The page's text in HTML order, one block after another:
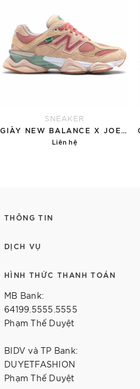
SNEAKER
Liên hệ
THÔNG TIN
DỊCH VỤ
HÌNH THỨC THANH TOÁN
MB Bank:
64199.5555.5555
Phạm Thế Duyệt
BIDV và TP Bank:
DUYETFASHION
Phạm Thế Duyệt